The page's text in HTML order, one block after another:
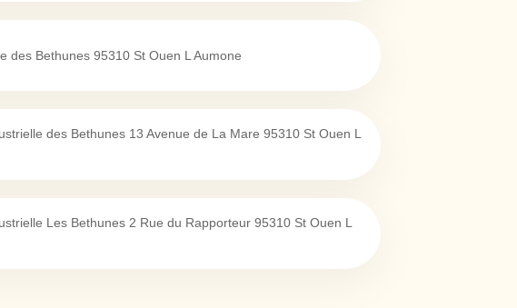
des Bethunes 95310 St Ouen L Aumone
des Bethunes 13 Avenue de La Mare 95310 St Ouen L
Les Bethunes 2 Rue du Rapporteur 95310 St Ouen L